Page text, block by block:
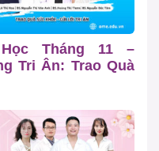
Tháng 11 –
Tri Ân: Trao Quà